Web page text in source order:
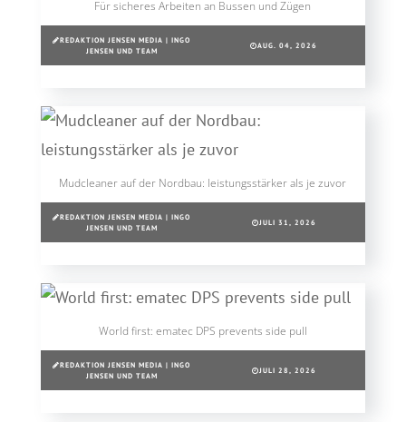
Für sicheres Arbeiten an Bussen und Zügen
REDAKTION JENSEN MEDIA | INGO
JENSEN UND TEAM
AUG. 04, 2026
Mudcleaner auf der Nordbau: leistungsstärker als je zuvor
REDAKTION JENSEN MEDIA | INGO
JENSEN UND TEAM
JULI 31, 2026
World first: ematec DPS prevents side pull
REDAKTION JENSEN MEDIA | INGO
JENSEN UND TEAM
JULI 28, 2026